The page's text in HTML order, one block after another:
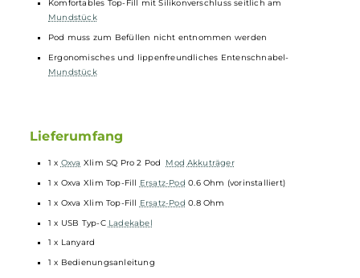
Puff-Diary (1-Tag, 7-Tage, 30-Tage)
Seitlicher Airflow-Control Slider zur individuellen Anpassung des
Luftstroms von MTL bis RDL
Kompatibel zu den Xlim Top-Fill Pods (0.4, 0.6, 0.8, 1.2 Ohm), den
Pods (0.6, 0.8, 1.2 Ohm)
0.6 Ohm und 0.8 Ohm Xlim Top-Fill Pod im Lieferumfang
enthalten
Integrierte MeshCoil
Spezielle Wattemischung und auslaufsicheres Pod-Design aus
transparentem PCTG